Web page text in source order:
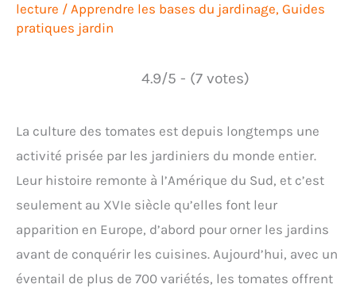
lecture / Apprendre les bases du jardinage, Guides
pratiques jardin
4.9/5 - (7 votes)
La culture des tomates est depuis longtemps une
activité prisée par les jardiniers du monde entier.
Leur histoire remonte à l’Amérique du Sud, et c’est
seulement au XVIe siècle qu’elles font leur
apparition en Europe, d’abord pour orner les jardins
avant de conquérir les cuisines. Aujourd’hui, avec un
éventail de plus de 700 variétés, les tomates offrent